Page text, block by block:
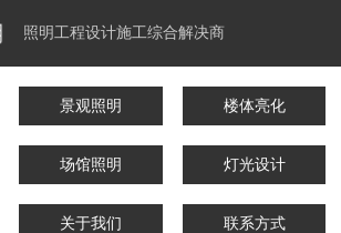
照明工程设计施工综合解决商
景观照明 楼体亮化
场馆照明 灯光设计
关于我们 联系方式